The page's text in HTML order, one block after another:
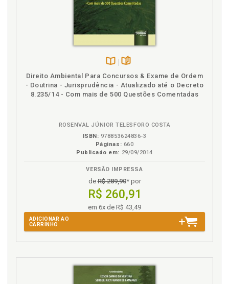
Comunicação intersistêmica. Sistemas de
organização, p. 109
Comunicação intersistêmica e corrupção, p. 175
Contingência. Dupla contingência: formação e
trivialização do direito, p. 41
Contingência. Planejamento e contingência, p. 195
Corrupção. Comunicação intersistêmica e corrupção,
Destrivialização do direito ambiental, p. 66
Dinâmica, instabilidadee planejamento, p. 217
Direito. Comunicação jus-econômica-ecológica.
Ilusão, p. 70
Direito. Dupla contingência: formação e trivialização
Impactos jurídicos. Orientação funcional e
percepção das conseqüências, p. 162
Direito ambiental. Comunicação intersistêmica.
na
B.V.
Direito Ambiental Para Concursos & Exame de Ordem
- Doutrina - Jurisprudência - Atualizado até o Decreto
8.235/14 - Com mais de 500 Questões Comentadas
ROSENVAL JÚNIOR TELESFORO COSTA
ISBN: 978853624836-3
Páginas: 660
Publicado em: 29/09/2014
VERSÃO IMPRESSA
deR$ 289,90* por
R$ 260,91
em 6x de R$ 43,49
ADICIONAR AO
CARRINHO